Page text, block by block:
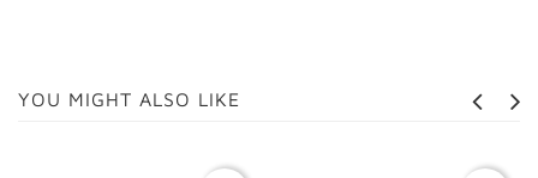
YOU MIGHT ALSO LIKE